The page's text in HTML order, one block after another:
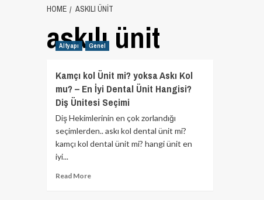
HOME ASKILI ÜNIT
askılı ünit
Altyapı Genel
Kamçı kol Ünit mi? yoksa Askı Kol
mu? – En İyi Dental Ünit Hangisi?
Diş Ünitesi Seçimi
Diş Hekimlerinin en çok zorlandığı
seçimlerden.. askı kol dental ünit mi?
kamçı kol dental ünit mi? hangi ünit en
iyi...
Read MoreRead